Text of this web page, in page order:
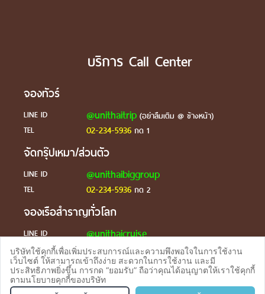
จองทัวร TEL
บริการ Call Center
จองทัวร์
LINE ID @unithaitrip(อย่าลืมเติม @ ข้างหน้า)
TEL
02-234-5936กด 1
จัดกรุ๊ปเหมา/ส่วนตัว
LINE ID @unithaibiggroup
TEL 02-234-5936กด 2
จองเรือสำราญทั่วโลก
LINE ID @unithaicruise
ร้องเรียน
LINE ID @unithaicare
บริษัทใช้คุกกี้เพื่อเพิ่มประสบการณ์และความพึงพอใจในการใช้งาน
เว็บไซต์ ให้สามารถเข้าถึงง่าย สะดวกในการใช้งาน และมี
ประสิทธิภาพยิ่งขึ้น การกด “ยอมรับ” ถือว่าคุณได้อนุญาตให้เราใช้คุกกี้
ตามนโยบายคุกกี้ของบริษัท